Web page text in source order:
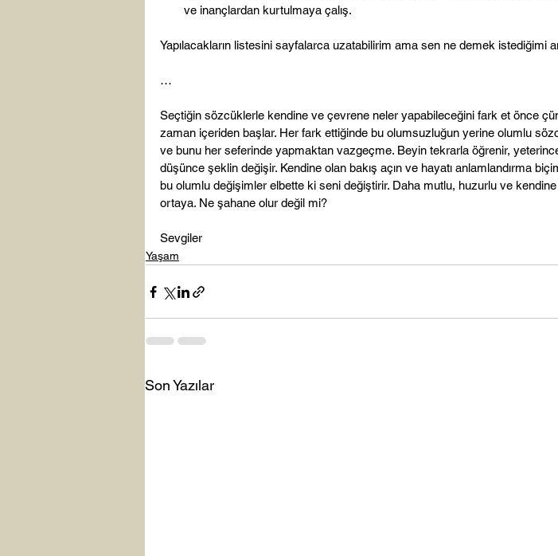
ve inançlardan kurtulmaya çalış.
Yapılacakların listesini sayfalarca uzatabilirim ama sen ne demek istediğimi
…
Seçtiğin sözcüklerle kendine ve çevrene neler yapabileceğini fark et önce
zaman içeriden başlar. Her fark ettiğinde bu olumsuzluğun yerine olumlu
ve bunu her seferinde yapmaktan vazgeçme. Beyin tekrarla öğrenir,
düşünce şeklin değişir. Kendine olan bakış açın ve hayatı anlamlandırma
bu olumlu değişimler elbette ki seni değiştirir. Daha mutlu, huzurlu ve kendine
ortaya. Ne şahane olur değil mi?
Sevgiler
Yaşam
Son Yazılar